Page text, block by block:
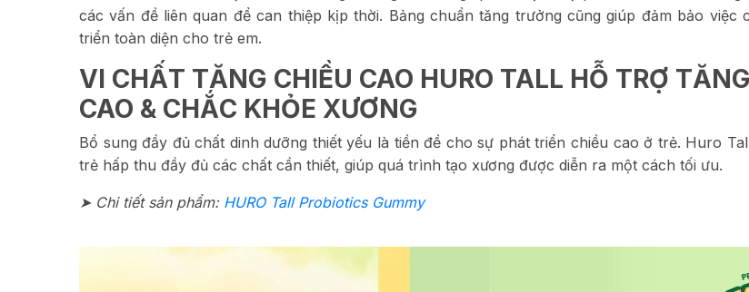
các vấn đề liên quan để can thiệp kịp thời. Bảng chuẩn tăng trưởng cũng giúp đảm bảo việc
triển toàn diện cho trẻ em.
VI CHẤT TĂNG CHIỀU CAO HURO TALL HỖ TRỢ
CAO & CHẮC KHỎE XƯƠNG
Bổ sung đầy đủ chất dinh dưỡng thiết yếu là tiền đề cho sự phát triển chiều cao ở trẻ. Huro
trẻ hấp thu đầy đủ các chất cần thiết, giúp quá trình tạo xương được diễn ra một cách tối ưu.
➤ Chi tiết sản phẩm: HURO Tall Probiotics Gummy